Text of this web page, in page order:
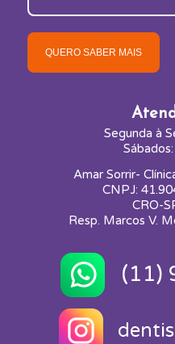
Segunda à
Amar Sorrir-
CNPJ:
CRO-
Resp. Marcos V.
(11)